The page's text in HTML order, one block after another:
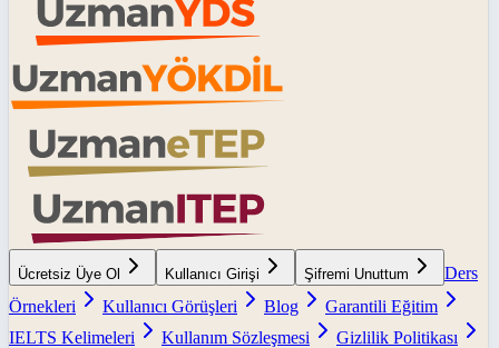
Ücretsiz Üye Ol Kullanıcı Girişi Şifremi Unuttum
Ders
Örnekleri
Kullanıcı Görüşleri Blog
Garantili Eğitim
IELTS Kelimeleri
Kullanım Sözleşmesi
Gizlilik Politikası